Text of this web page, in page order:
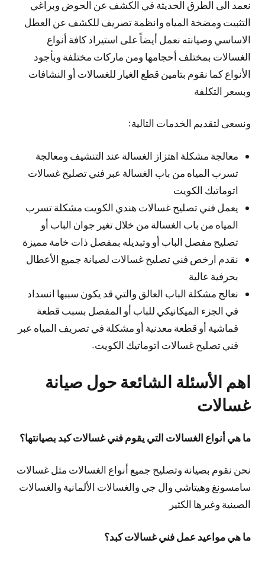
نعمد الى الطرق الحديثة في الكشف عن الحوض وبراغي
التثبيت ومضخة المياه وانظمة تصريف للكشف عن العطل
الاساسي وصيانته نعمل أيضاً على استيراد كافة أنواع
الغسالات بمختلف أحجامها ومن ماركات مختلفة وبأجود
الأنواع كما نقوم بتامين قطع الغيار للغسالات أو النشافات
وبسعر التكلفة
ونسعى لتقديم الخدمات التالية:
معالجة مشكلة اهتزاز الغسالة عند التنشيف ومعالجة
تسرب المياه من باب الغسالة عبر فني تصليح غسالات
اتوماتيك الكويت
يعمل فني تصليح غسالات هندي الكويت مشكلة تسرب
المياه من باب الغسالة من خلال تغير جوان الباب أو
تصليح مفصل الباب أو وتبديله بمفصل ذات خامة مميزة
نقدم ارخص فني تصليح غسالات لصيانة جميع الأعطال
بحرفية عالية
نعالج مشكلة الباب العالق والتي قد يكون سببها انسداد
في الجزء الميكانيكي للباب أو المفصل بسبب قطعة
قماشية أو قطعة معدنية أو مشكلة في تصريف المياه عبر
فني تصليح غسالات اتوماتيك الكويت.
اهم الأسئلة الشائعة حول صيانة
غسالات
ما هي أنواع الغسالات التي يقوم فني غسالات كبد بصيانتها؟
نحن نقوم بصيانة وتصليح جميع أنواع الغسالات مثل غسالات
سامسونغ وهيتاشي وال جي والغسالات الألمانية والغسالات
الصينية وغيرها الكثير
ما هي مواعيد عمل فني غسالات كبد؟